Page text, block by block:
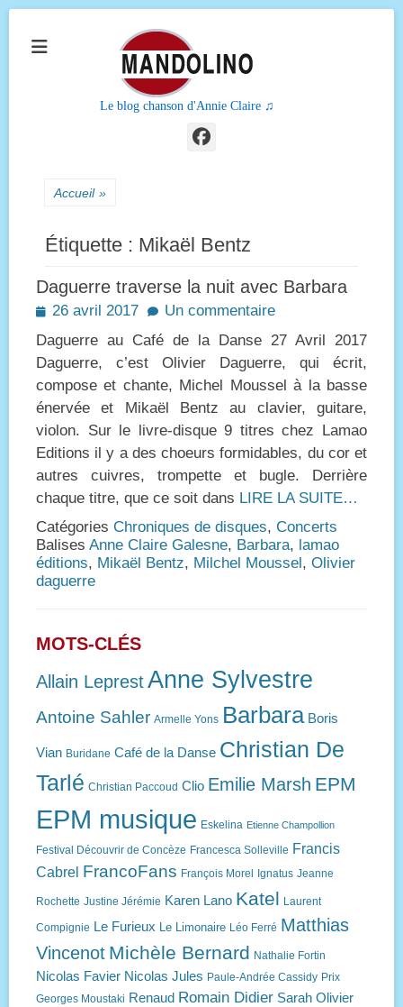
Le blog chanson d'Annie Claire ♫
Facebook
Accueil »
Étiquette : Mikaël Bentz
Daguerre traverse la nuit avec Barbara
Posted
26 avril 2017
Un commentaire
Daguerre au Café de la Danse 27 Avril 2017
Daguerre, c’est Olivier Daguerre, qui écrit,
compose et chante, Michel Moussel à la basse
énervée et Mikaël Bentz au clavier, guitare,
violon. Sur le livre-disque 9 titres chez Lamao
Editions il y a des choeurs formidables, du cor et
autres cuivres, trompette et bugle. Derrière
chaque titre, que ce soit dans LIRE LA SUITE…
Catégories Chroniques de disques, Concerts
Balises Anne Claire Galesne, Barbara, lamao
éditions, Mikaël Bentz, Milchel Moussel, Olivier
daguerre
MOTS-CLÉS
Allain LeprestAnne Sylvestre
Antoine Sahler Armelle Yons Barbara Boris
Vian Buridane Café de la Danse Christian De
Tarlé Christian Paccoud Clio Emilie Marsh EPM
EPM musique Eskelina Etienne Champollion
Festival Découvrir de Concèze Francesca Solleville Francis
Cabrel FrancoFans François Morel Ignatus Jeanne
Rochette Justine Jérémie Karen Lano Katel Laurent
Compignie Le Furieux Le Limonaire Léo Ferré Matthias
Vincenot Michèle Bernard Nathalie Fortin
Nicolas Favier Nicolas Jules Paule-Andrée Cassidy Prix
Georges Moustaki Renaud Romain Didier Sarah Olivier